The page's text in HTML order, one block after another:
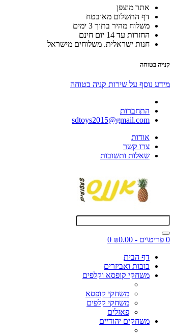
אתר מוצפן
דף התשלום מאובטח
משלוח מהיר בתוך 3 ימים
החזרות עד 14 יום חינם
חנות ישראלית. משלוחים מישראל
קנייה בטוחה
מידע נוסף על שירות קניה בטוחה
התחברות
sdtoys2015@gmail.com
אודות
צרו קשר
שאלות ותשובות
0 פריט\ים - ₪0.00
0
דף הבית
בובות ואביזרים
משחקי קופסא וקלפים
משחקי קופסא
משחקי קלפים
פאזלים
משחקים יהודיים